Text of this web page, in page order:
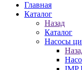
Главная
Каталог
Назад
Каталог
Насосы